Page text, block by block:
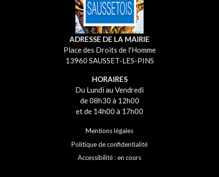
ADRESSE DE LA MAIRIE
Place des Droits de l'Homme
13960 SAUSSET-LES-PINS
HORAIRES
Du Lundi au Vendredi
de 08h30 à 12h00
et de 14h00 à 17h00
Mentions légales
Politique de confidentialité
Accessibilité : en cours